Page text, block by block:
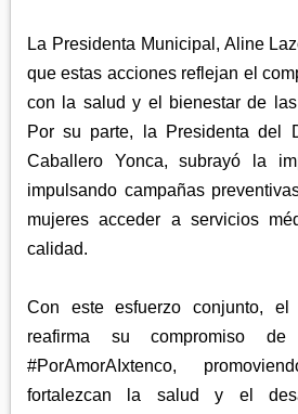
La Presidenta Municipal, Aline
que estas acciones reflejan el
con la salud y el bienestar de
Por su parte, la Presidenta del
Caballero Yonca, subrayó la
impulsando campañas
mujeres acceder a servicios
calidad.
Con este esfuerzo conjunto, el
reafirma su compromiso de
#PorAmorAIxtenco,
fortalezcan la salud y el